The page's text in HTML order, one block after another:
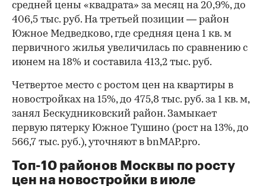
средней цены «квадрата» за месяц на 20,9%, до
406,5 тыс. руб. На третьей позиции — район
Южное Медведково, где средняя цена 1 кв. м
первичного жилья увеличилась по сравнению с
июнем на 18% и составила 413,2 тыс. руб.
Четвертое место с ростом цен на квартиры в
новостройках на 15%, до 475,8 тыс. руб. за 1 кв. м,
занял Бескудниковский район. Замыкает
первую пятерку Южное Тушино (рост на 13%, до
566,7 тыс. руб.), уточняют в bnMAP.pro.
Топ-10 районов Москвы по росту
цен на новостройки в июле